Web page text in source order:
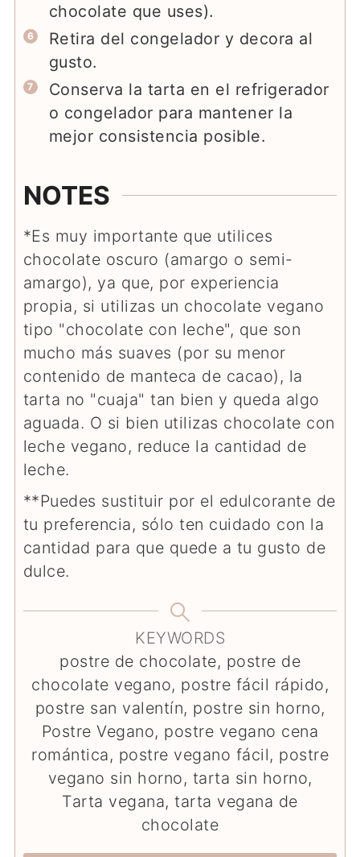
chocolate que uses).
Retira del congelador y decora al
gusto.
Conserva la tarta en el refrigerador
o congelador para mantener la
mejor consistencia posible.
NOTES
*Es muy importante que utilices
chocolate oscuro (amargo o semi-
amargo), ya que, por experiencia
propia, si utilizas un chocolate vegano
tipo "chocolate con leche", que son
mucho más suaves (por su menor
contenido de manteca de cacao), la
tarta no "cuaja" tan bien y queda algo
aguada. O si bien utilizas chocolate con
leche vegano, reduce la cantidad de
leche.
**Puedes sustituir por el edulcorante de
tu preferencia, sólo ten cuidado con la
cantidad para que quede a tu gusto de
dulce.
KEYWORDS
postre de chocolate, postre de
chocolate vegano, postre fácil rápido,
postre san valentín, postre sin horno,
Postre Vegano, postre vegano cena
romántica, postre vegano fácil, postre
vegano sin horno, tarta sin horno,
Tarta vegana, tarta vegana de
chocolate